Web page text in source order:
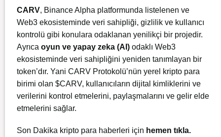
CARV, Binance Alpha platformunda listelenen ve
Web3 ekosisteminde veri sahipliği, gizlilik ve kullanıcı
kontrolü gibi konulara odaklanan yenilikçi bir projedir.
Ayrıca oyun ve yapay zeka (AI) odaklı Web3
ekosisteminde veri sahipliğini yeniden tanımlayan bir
token’dır. Yani CARV Protokolü’nün yerel kripto para
birimi olan $CARV, kullanıcıların dijital kimliklerini ve
verilerini kontrol etmelerini, paylaşmalarını ve gelir elde
etmelerini sağlar.
Son Dakika kripto para haberleri için hemen tıkla.